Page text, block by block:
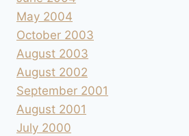
May 2004
October 2003
August 2003
August 2002
September 2001
August 2001
July 2000